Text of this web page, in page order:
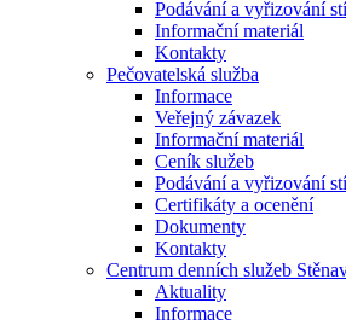
Podávání a vyřizování
Informační materiál
Kontakty
Pečovatelská služba
Informace
Veřejný závazek
Informační materiál
Ceník služeb
Podávání a vyřizování
Certifikáty a ocenění
Dokumenty
Kontakty
Centrum denních služeb
Aktuality
Informace